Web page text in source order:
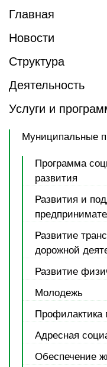
Главная
Новости
Структура
Деятельность
Услуги и
Муниципальные
Программа
развития
Развития и
Развитие
дорожной
Развитие
Молодежь
Профилактика
Адресная
Обеспечение